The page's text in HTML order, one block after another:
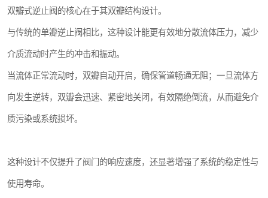
双瓣式逆止阀的核心在于其双瓣结构设计。
与传统的单瓣逆止阀相比，这种设计能更有效地分散流体压力，减少
介质流动时产生的冲击和振动。
当流体正常流动时，双瓣自动开启，确保管道畅通无阻；一旦流体方
向发生逆转，双瓣会迅速、紧密地关闭，有效隔绝倒流，从而避免介
质污染或系统损坏。
这种设计不仅提升了阀门的响应速度，还显著增强了系统的稳定性与
使用寿命。